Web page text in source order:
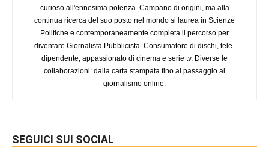
curioso all'ennesima potenza. Campano di origini, ma alla
continua ricerca del suo posto nel mondo si laurea in Scienze
Politiche e contemporaneamente completa il percorso per
diventare Giornalista Pubblicista. Consumatore di dischi, tele-
dipendente, appassionato di cinema e serie tv. Diverse le
collaborazioni: dalla carta stampata fino al passaggio al
giornalismo online.
SEGUICI SUI SOCIAL